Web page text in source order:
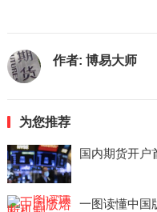
作者: 博易大师
为您推荐
国内期货开户
一图读懂中国